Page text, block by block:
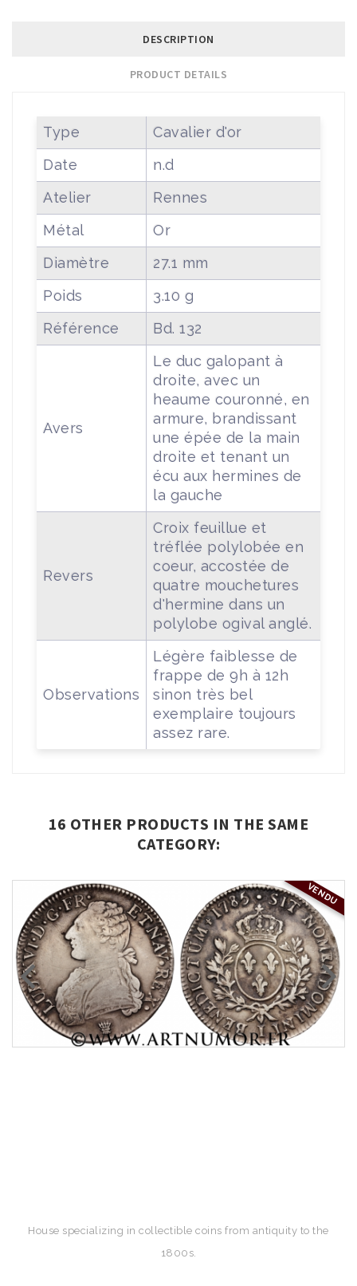
DESCRIPTION
PRODUCT DETAILS
Type
Cavalier d'or
Date
n.d
Atelier
Rennes
Métal
Or
Diamètre
27.1 mm
Poids
3.10 g
Référence
Bd. 132
Avers
Le duc galopant à
droite, avec un
heaume couronné, en
armure, brandissant
une épée de la main
droite et tenant un
écu aux hermines de
la gauche
Revers
Croix feuillue et
tréflée polylobée en
coeur, accostée de
quatre mouchetures
d'hermine dans un
polylobe ogival anglé.
Observations
Légère faiblesse de
frappe de 9h à 12h
sinon très bel
exemplaire toujours
assez rare.
16 OTHER PRODUCTS IN THE SAME
CATEGORY:
VENDU
House specializing in collectible coins from antiquity to the
1800s.